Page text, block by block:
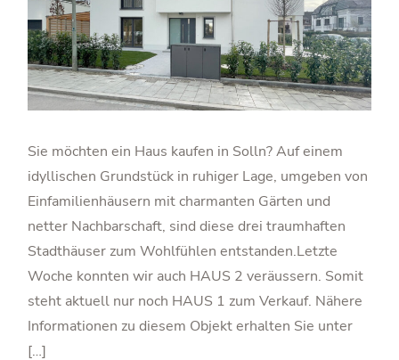
Sie möchten ein Haus kaufen in Solln? Auf einem
idyllischen Grundstück in ruhiger Lage, umgeben von
Einfamilienhäusern mit charmanten Gärten und
netter Nachbarschaft, sind diese drei traumhaften
Stadthäuser zum Wohlfühlen entstanden.Letzte
Woche konnten wir auch HAUS 2 veräussern. Somit
steht aktuell nur noch HAUS 1 zum Verkauf. Nähere
Informationen zu diesem Objekt erhalten Sie unter
[…]